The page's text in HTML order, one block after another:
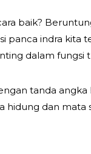
baik?
panca indra kita
dalam fungsi
tanda
hidung dan mata